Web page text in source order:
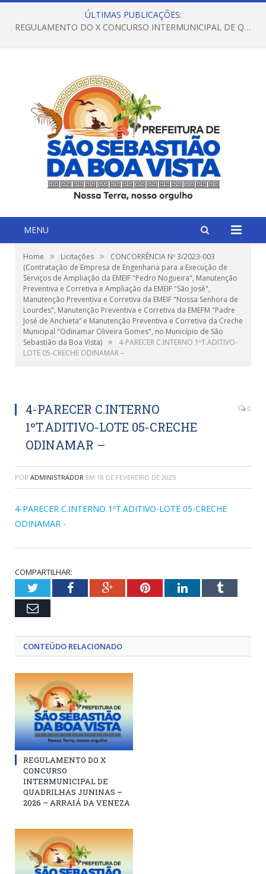
ÚLTIMAS PUBLICAÇÕES:
REGULAMENTO DO X CONCURSO INTERMUNICIPAL DE QUADRILHAS JUNINAS – 2026 – ARRAIÁ DA VENEZA
MENU
Home » Licitações »
CONCORRÊNCIA Nº 3/2023-003
(Contratação de Empresa de Engenharia para a Execução de
Serviços de Ampliação da EMEIF "Pedro Nogueira", Manutenção
Preventiva e Corretiva e Ampliação da EMEIF "São José",
Manutenção Preventiva e Corretiva da EMEIF "Nossa Senhora de
Lourdes", Manutenção Preventiva e Corretiva da EMEFM "Padre
José de Anchieta” e Manutenção Preventiva e Corretiva da Creche
Municipal "Odinamar Oliveira Gomes", no Município de São
Sebastião da Boa Vista) »
4-PARECER C.INTERNO 1ºT.ADITIVO-
LOTE 05-CRECHE ODINAMAR –
4-PARECER C.INTERNO
1ºT.ADITIVO-LOTE 05-CRECHE
ODINAMAR –
0
POR ADMINISTRADOR EM 18 DE FEVEREIRO DE 2025
4-PARECER C.INTERNO 1ºT.ADITIVO-LOTE 05-CRECHE
ODINAMAR -
COMPARTILHAR:
TwitterFacebookGoogle+PinterestLinkedInTumblr
Email
CONTEÚDO RELACIONADO
REGULAMENTO DO X
CONCURSO
INTERMUNICIPAL DE
QUADRILHAS JUNINAS –
2026 – ARRAIÁ DA VENEZA